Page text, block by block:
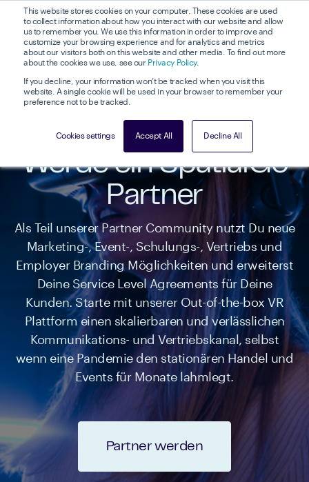
This website stores cookies on your computer. These cookies are used
to collect information about how you interact with our website and allow
us to remember you. We use this information in order to improve and
customize your browsing experience and for analytics and metrics
about our visitors both on this website and other media. To find out more
about the cookies we use, see our Privacy Policy.
If you decline, your information won’t be tracked when you visit this
website. A single cookie will be used in your browser to remember your
preference not to be tracked.
Cookies settings Accept All Decline All
Werde ein SpatialGo
Partner
Als Teil unserer Partner Community nutzt Du neue
Marketing-, Event-, Schulungs-, Vertriebs und
Employer Branding Möglichkeiten und erweiterst
Deine Service Level Agreements für Deine
Kunden. Starte mit unserer Out-of-the-box VR
Plattform einen skalierbaren und verlässlichen
Kommunikations- und Vertriebskanal, selbst
wenn eine Pandemie den stationären Handel und
Events für Monate lahmlegt.
Partner werden